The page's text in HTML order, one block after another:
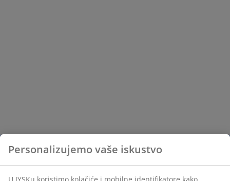
Personalizujemo vaše iskustvo